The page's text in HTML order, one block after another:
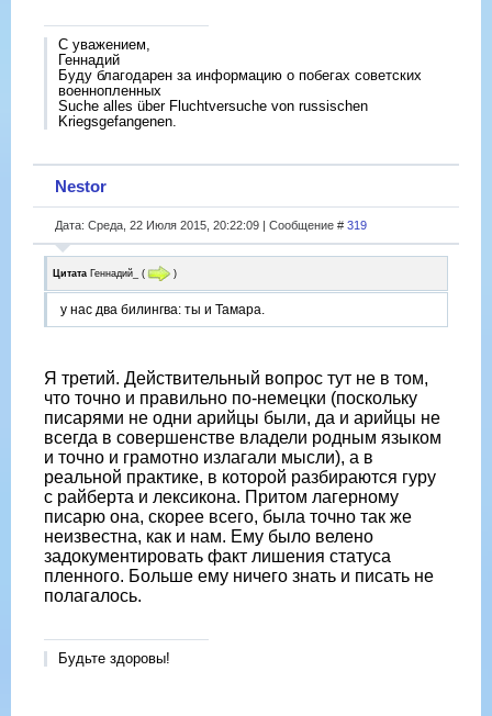
С уважением,
Геннадий
Буду благодарен за информацию о побегах советских
военнопленных
Suche alles über Fluchtversuche von russischen
Kriegsgefangenen.
Nestor
Дата: Среда, 22 Июля 2015, 20:22:09 | Сообщение # 319
Цитата Геннадий_ ( )
у нас два билингва: ты и Тамара.
Я третий. Действительный вопрос тут не в том,
что точно и правильно по-немецки (поскольку
писарями не одни арийцы были, да и арийцы не
всегда в совершенстве владели родным языком
и точно и грамотно излагали мысли), а в
реальной практике, в которой разбираются гуру
с райберта и лексикона. Притом лагерному
писарю она, скорее всего, была точно так же
неизвестна, как и нам. Ему было велено
задокументировать факт лишения статуса
пленного. Больше ему ничего знать и писать не
полагалось.
Будьте здоровы!